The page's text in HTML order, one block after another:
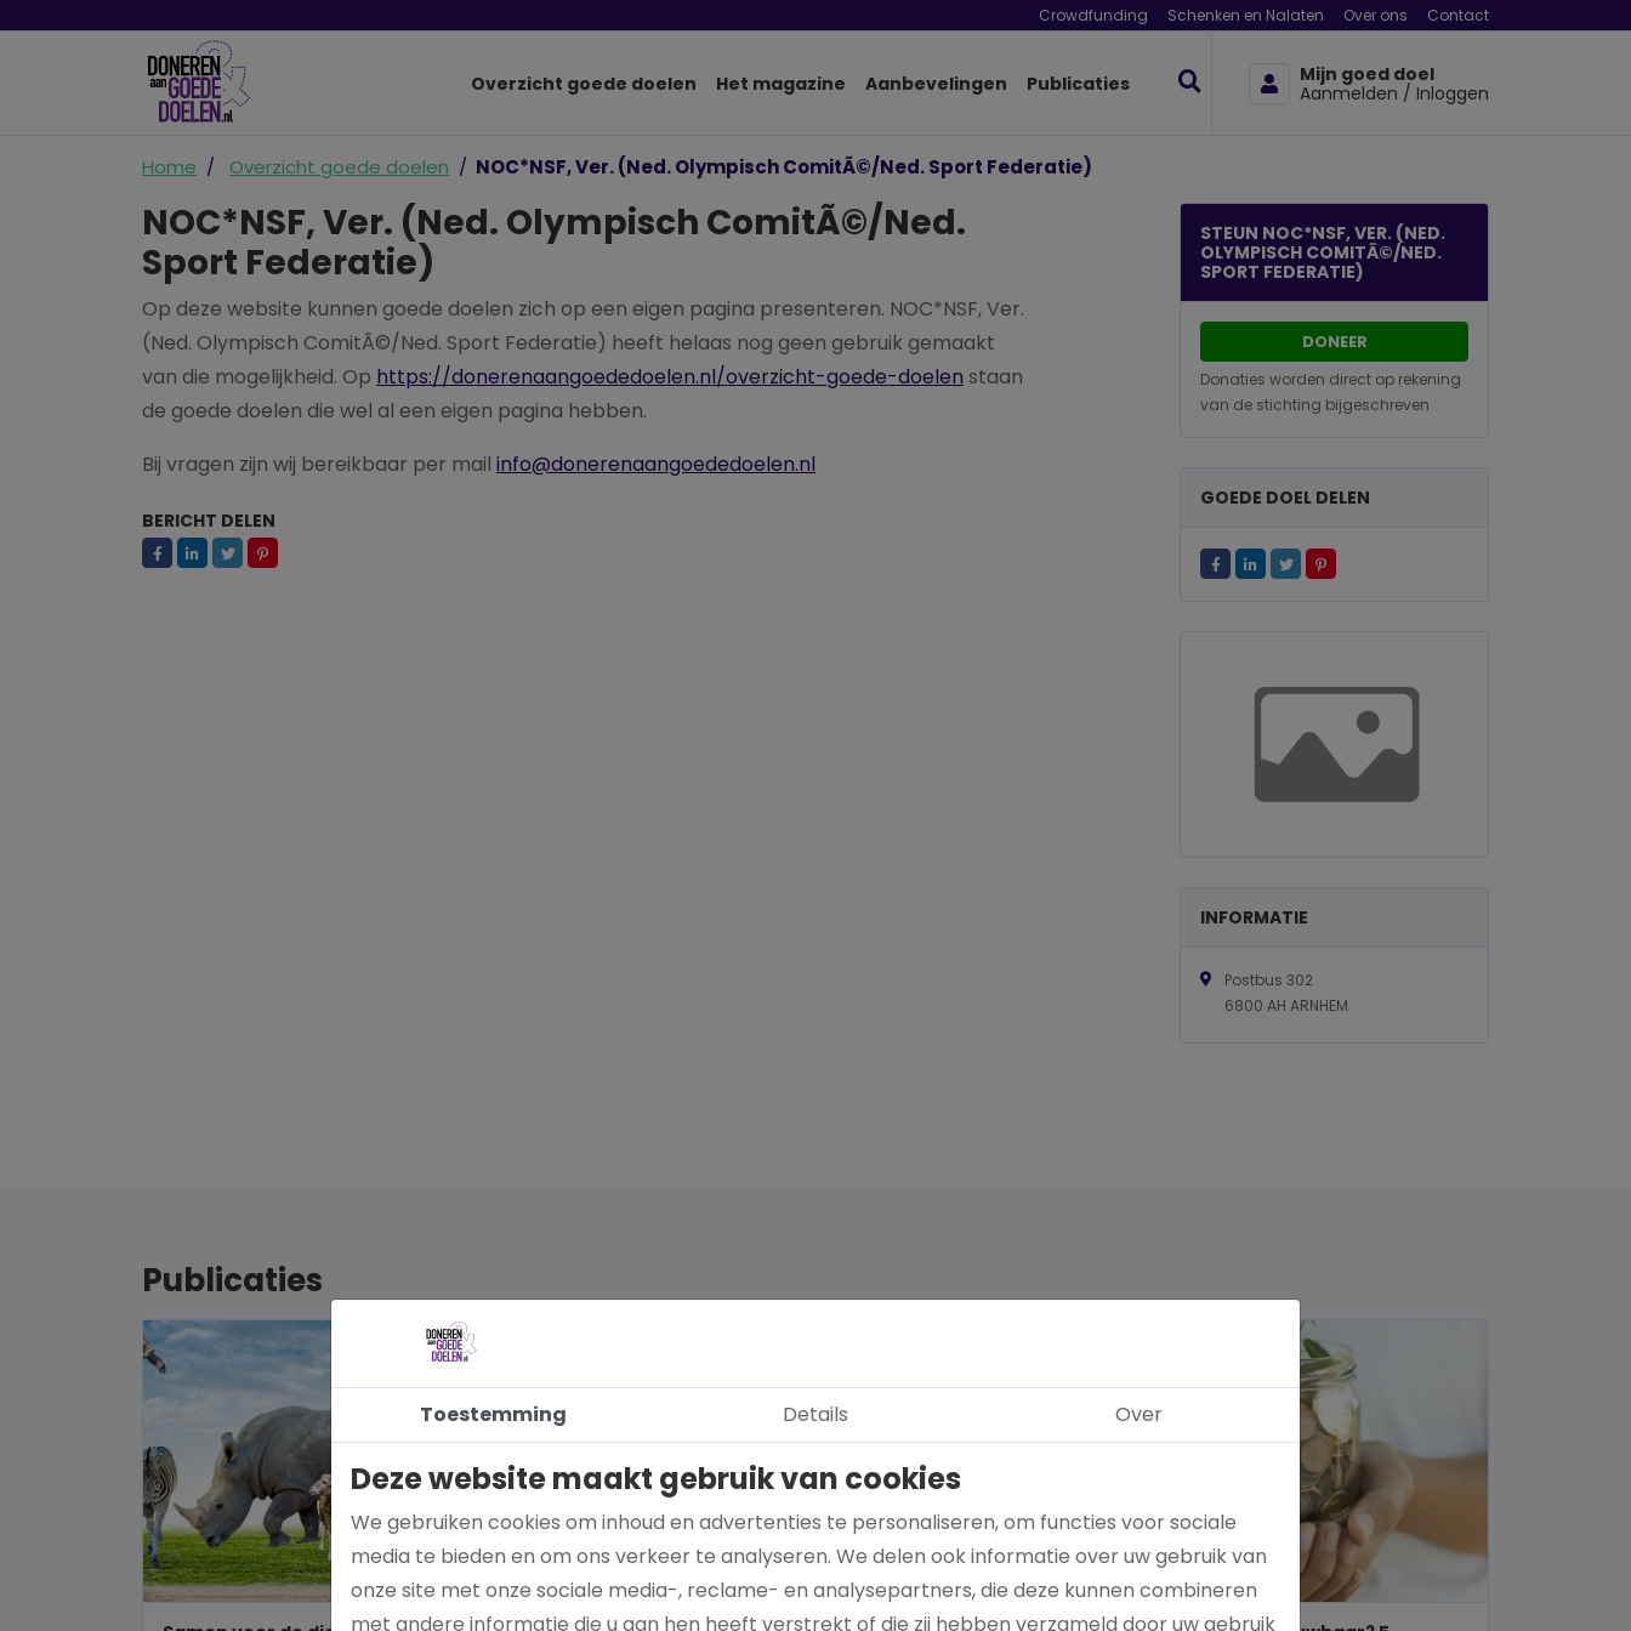
Crowdfunding Schenken en Nalaten Over ons Contact
Overzicht goede doelen Het magazine Aanbevelingen Publicaties
Mijn goed doel
Aanmelden / Inloggen
Home Overzicht goede doelen NOC*NSF, Ver. (Ned. Olympisch ComitÃ©/Ned. Sport Federatie)
NOC*NSF, Ver. (Ned. Olympisch ComitÃ©/Ned.
Sport Federatie)
Op deze website kunnen goede doelen zich op een eigen pagina presenteren. NOC*NSF, Ver.
(Ned. Olympisch ComitÃ©/Ned. Sport Federatie) heeft helaas nog geen gebruik gemaakt
van die mogelijkheid. Op https://donerenaangoededoelen.nl/overzicht-goede-doelen staan
de goede doelen die wel al een eigen pagina hebben.
Bij vragen zijn wij bereikbaar per mail info@donerenaangoededoelen.nl
BERICHT DELEN
STEUN NOC*NSF, VER. (NED.
OLYMPISCH COMITÃ©/NED.
SPORT FEDERATIE)
DONEER
Donaties worden direct op rekening
van de stichting bijgeschreven
GOEDE DOEL DELEN
INFORMATIE
Postbus 302
6800 AH ARNHEM
Publicaties
Toestemming Details Over
Deze website maakt gebruik van cookies
We gebruiken cookies om inhoud en advertenties te personaliseren, om functies voor sociale
media te bieden en om ons verkeer te analyseren. We delen ook informatie over uw gebruik van
onze site met onze sociale media-, reclame- en analysepartners, die deze kunnen combineren
met andere informatie die u aan hen heeft verstrekt of die zij hebben verzameld door uw gebruik